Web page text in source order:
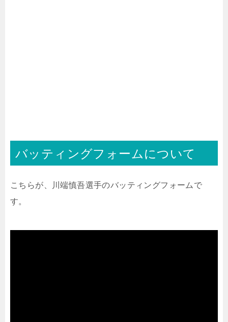
バッティングフォームについて
こちらが、川端慎吾選手のバッティングフォームで
す。